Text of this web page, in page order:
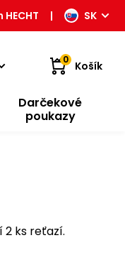
| SK
0 Košík
Darčekové
poukazy
2 ks reťazí.